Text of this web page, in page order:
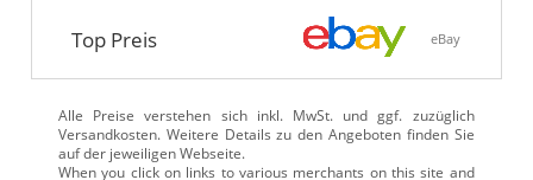
Top Preis eBay
Alle Preise verstehen sich inkl. MwSt. und ggf. zuzüglich
Versandkosten. Weitere Details zu den Angeboten finden Sie
auf der jeweiligen Webseite.